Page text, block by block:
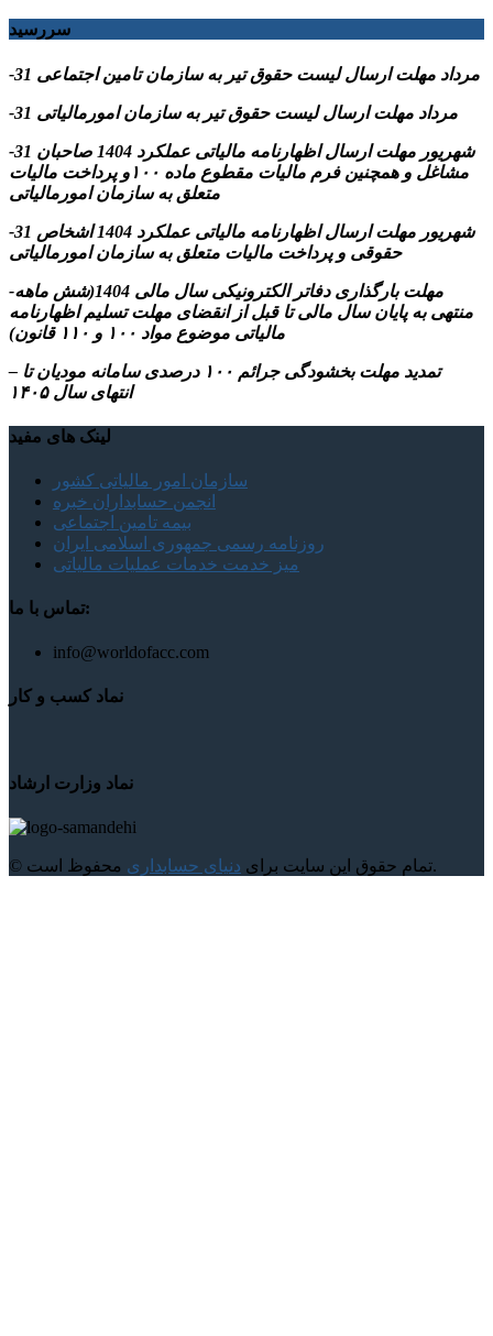
سررسید
-31 مرداد مهلت ارسال ليست حقوق تیر به سازمان تامین اجتماعی
-31 مرداد مهلت ارسال ليست حقوق تیر به سازمان امورمالیاتی
-31 شهریور مهلت ارسال اظهارنامه مالیاتی عملکرد 1404 صاحبان
مشاغل و همچنین فرم مالیات مقطوع ماده ۱۰۰و پرداخت مالیات
متعلق به سازمان امورمالیاتی
-31 شهریور مهلت ارسال اظهارنامه مالیاتی عملکرد 1404 اشخاص
حقوقی و پرداخت مالیات متعلق به سازمان امورمالیاتی
-مهلت بارگذاری دفاتر الکترونیکی سال مالی 1404(شش ماهه
منتهی به پایان سال مالی تا قبل از انقضای مهلت تسلیم اظهارنامه
مالیاتی موضوع مواد ۱۰۰ و ۱۱۰ قانون)
– تمدید مهلت بخشودگی جرائم ۱۰۰ درصدی سامانه مودیان تا
انتهای سال ۱۴۰۵
لینک های مفید
سازمان امور مالیاتی کشور
انجمن حسابداران خبره
بیمه تامین اجتماعی
روزنامه رسمی جمهوری اسلامی ایران
میز خدمت خدمات عملیات مالیاتی
تماس با ما:
info@worldofacc.com
نماد کسب و کار
نماد وزارت ارشاد
© تمام حقوق این سایت برای دنیای حسابداری محفوظ است.